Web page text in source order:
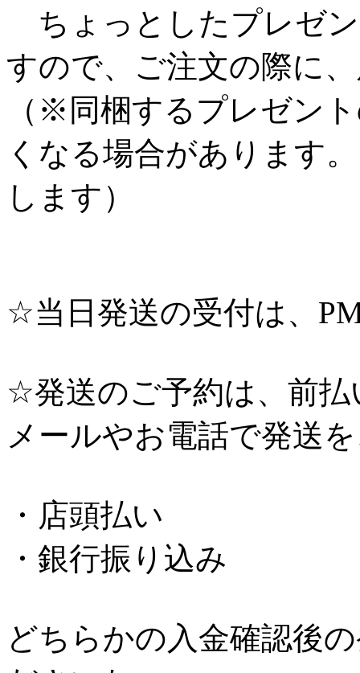
ちょっとしたプレゼ
すので、ご注文の際に
（※同梱するプレゼン
くなる場合があります
します）
☆当日発送の受付は、
☆発送のご予約は、前
メールやお電話で発送
・店頭払い
・銀行振り込み
どちらかの入金確認後